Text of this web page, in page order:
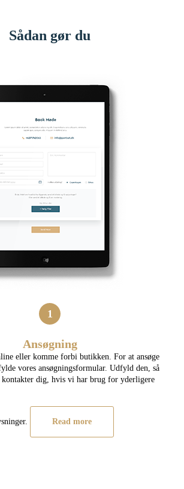
Sådan gør du
1
Ansøgning
eller komme forbi butikken. For at ansøge
vores ansøgningsformular. Udfyld den, så
dig, hvis vi har brug for yderligere
Read more